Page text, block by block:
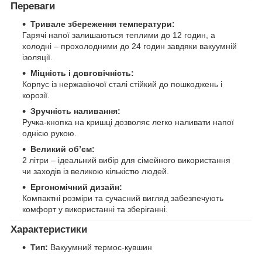
Переваги
Тривале збереження температури:
Гарячі напої залишаються теплими до 12 годин, а
холодні – прохолодними до 24 годин завдяки вакуумній
ізоляції.
Міцність і довговічність:
Корпус із нержавіючої сталі стійкий до пошкоджень і
корозії.
Зручність наливання:
Ручка-кнопка на кришці дозволяє легко наливати напої
однією рукою.
Великий об’єм:
2 літри – ідеальний вибір для сімейного використання
чи заходів із великою кількістю людей.
Ергономічний дизайн:
Компактні розміри та сучасний вигляд забезпечують
комфорт у використанні та зберіганні.
Характеристики
Тип: Вакуумний термос-кувшин